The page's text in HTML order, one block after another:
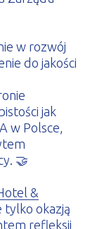
w rozwój
do jakości
jak
w Polsce,
🤝
&
tylko okazją
refleksji